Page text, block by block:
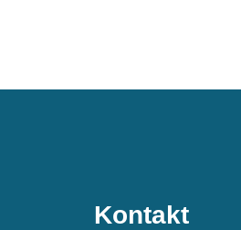
Kontakt